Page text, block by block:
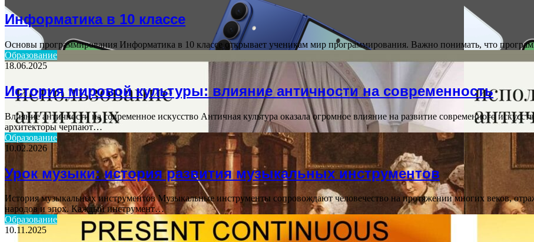
Информатика в 10 классе
Основы программирования Информатика в 10 классе открывает ученикам мир программирования. Важно понимать, что
Образование
18.06.2025
История мировой культуры: влияние античности на современность
Влияние античности на современное искусство Античная культура оказала огромное влияние на развитие современного
архитекторы черпают…
Образование
10.02.2026
Урок музыки: история развития музыкальных инструментов
История музыкальных инструментов Музыкальные инструменты сопровождают человечество на протяжении многих веков,
народов и эпох. Каждый инструмент…
Образование
10.11.2025